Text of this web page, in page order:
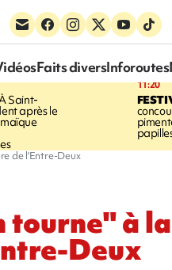
Faits diversInforoutes
Saint-
après le
11:20
de l'Entre-Deux
tourne" à la
Deux